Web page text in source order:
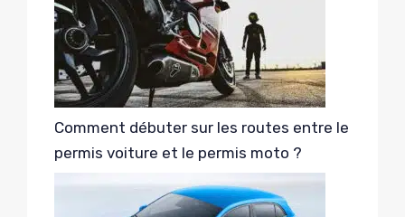
Comment débuter sur les routes entre le
permis voiture et le permis moto ?